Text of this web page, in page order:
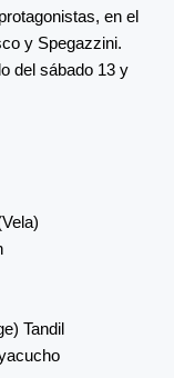
en el
y Spegazzini.
del sábado 13 y
Tandil